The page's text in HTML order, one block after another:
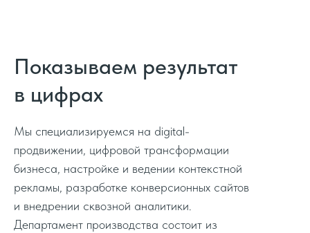
Показываем результат
в цифрах
Мы специализируемся на digital-
продвижении, цифровой трансформации
бизнеса, настройке и ведении контекстной
рекламы, разработке конверсионных сайтов
и внедрении сквозной аналитики.
Департамент производства состоит из